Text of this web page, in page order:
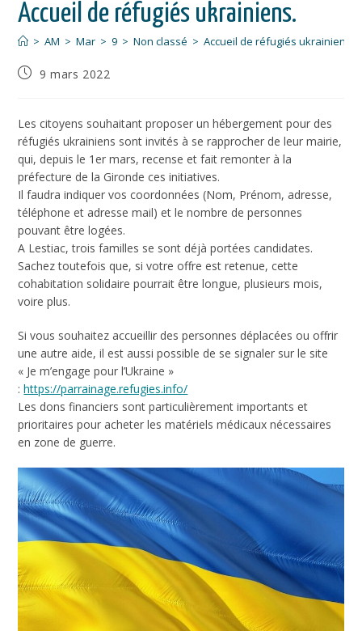
Accueil de réfugiés ukrainiens.
> AM > Mar > 9 > Non classé > Accueil de réfugiés ukrainiens.
9 mars 2022
Les citoyens souhaitant proposer un hébergement pour des
réfugiés ukrainiens sont invités à se rapprocher de leur mairie,
qui, depuis le 1er mars, recense et fait remonter à la
préfecture de la Gironde ces initiatives.
Il faudra indiquer vos coordonnées (Nom, Prénom, adresse,
téléphone et adresse mail) et le nombre de personnes
pouvant être logées.
A Lestiac, trois familles se sont déjà portées candidates.
Sachez toutefois que, si votre offre est retenue, cette
cohabitation solidaire pourrait être longue, plusieurs mois,
voire plus.
Si vous souhaitez accueillir des personnes déplacées ou offrir
une autre aide, il est aussi possible de se signaler sur le site
« Je m’engage pour l’Ukraine »
:https://parrainage.refugies.info/
Les dons financiers sont particulièrement importants et
prioritaires pour acheter les matériels médicaux nécessaires
en zone de guerre.